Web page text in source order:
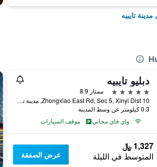
تايبيه
دبليو تايبيه
5 نجوم
ممتاز 8.9
10 Zhongxiao East Rd, Sec 5, Xinyi Dist, مدينة تايبيه, تايوان
0.3 كيلومتر عن وسط المدينة
واي فاي مجاني
موقف السيارات
1,327 ﷼
المتوسط في الليلة عرض الصفقة